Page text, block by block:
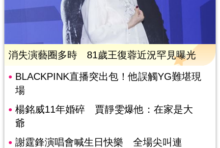
消失演藝圈多時 81歲王復蓉近況罕見曝光
BLACKPINK直播突出包！他誤觸YG難堪現
場
楊銘威11年婚碎 賈靜雯爆他：在家是大
爺
謝霆鋒演唱會喊生日快樂 全場尖叫連